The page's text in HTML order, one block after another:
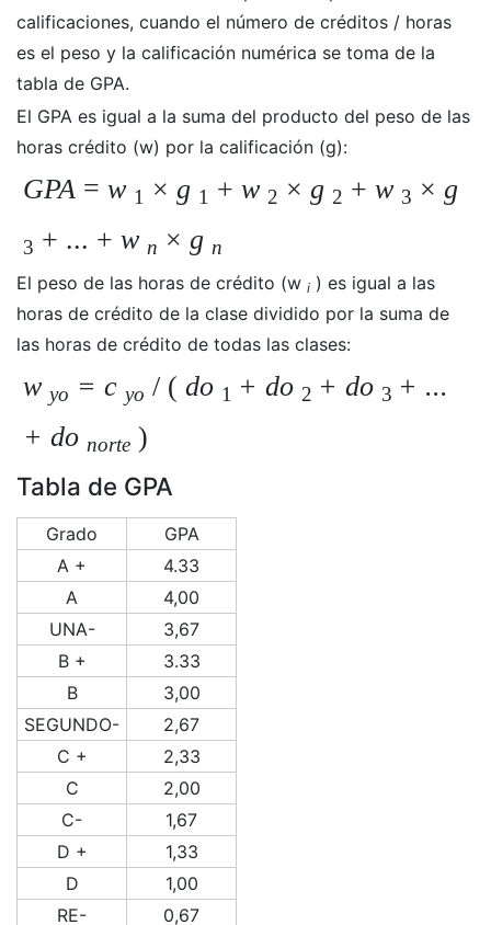
calificaciones, cuando el número de créditos / horas
es el peso y la calificación numérica se toma de la
tabla de GPA.
El GPA es igual a la suma del producto del peso de las
horas crédito (w) por la calificación (g):
GPA = w 1 × g 1 + w 2 × g 2 + w 3 × g
3 + ... + w n × g n
El peso de las horas de crédito (w i ) es igual a las
horas de crédito de la clase dividido por la suma de
las horas de crédito de todas las clases:
w yo = c yo / ( do 1 + do 2 + do 3 + ...
+ do norte )
Tabla de GPA
Grado
GPA
A +
4.33
A
4,00
UNA-
3,67
B +
3.33
B
3,00
SEGUNDO-
2,67
C +
2,33
C
2,00
C-
1,67
D +
1,33
D
1,00
RE-
0,67